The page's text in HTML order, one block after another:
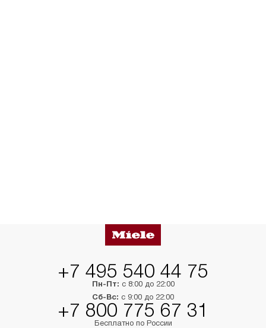
+7 495 540 44 75
Пн-Пт: с 8:00 до 22:00
Сб-Вс: с 9:00 до 22:00
+7 800 775 67 31
Бесплатно по России